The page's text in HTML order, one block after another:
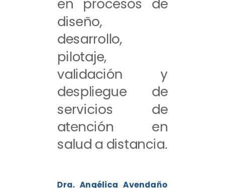
en procesos de
diseño,
desarrollo,
pilotaje,
validación y
despliegue de
servicios de
atención en
salud a distancia.
Dra. Angélica Avendaño